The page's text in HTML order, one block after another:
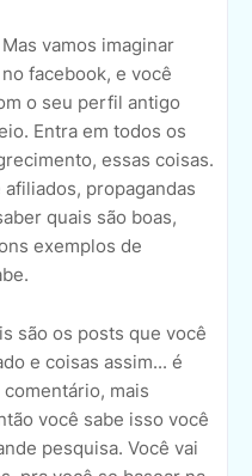
vamos imaginar
facebook, e você
o seu perfil antigo
Entra em todos os
essas coisas.
afiliados, propagandas
quais são boas,
exemplos de
são os posts que você
e coisas assim... é
mais
você sabe isso você
pesquisa. Você vai